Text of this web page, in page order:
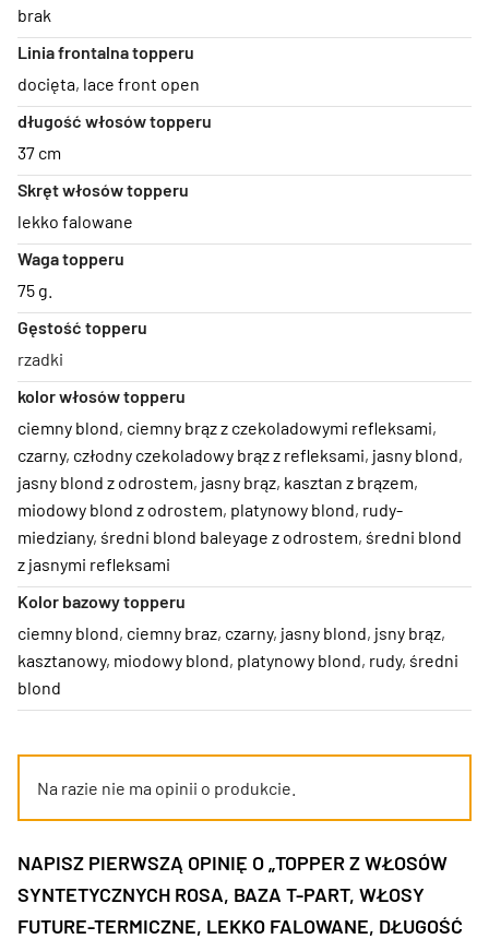
brak
Linia frontalna topperu
docięta, lace front open
długość włosów topperu
37 cm
Skręt włosów topperu
lekko falowane
Waga topperu
75 g.
Gęstość topperu
rzadki
kolor włosów topperu
ciemny blond, ciemny brąz z czekoladowymi refleksami,
czarny, człodny czekoladowy brąz z refleksami, jasny blond,
jasny blond z odrostem, jasny brąz, kasztan z brązem,
miodowy blond z odrostem, platynowy blond, rudy-
miedziany, średni blond baleyage z odrostem, średni blond
z jasnymi refleksami
Kolor bazowy topperu
ciemny blond, ciemny braz, czarny, jasny blond, jsny brąz,
kasztanowy, miodowy blond, platynowy blond, rudy, średni
blond
Na razie nie ma opinii o produkcie.
NAPISZ PIERWSZĄ OPINIĘ O „TOPPER Z WŁOSÓW
SYNTETYCZNYCH ROSA, BAZA T-PART, WŁOSY
FUTURE-TERMICZNE, LEKKO FALOWANE, DŁUGOŚĆ